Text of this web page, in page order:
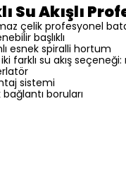
Su Akışlı
çelik profesyonel
başlıklı
esnek spiralli hortum
farklı su akış
sistemi
boruları